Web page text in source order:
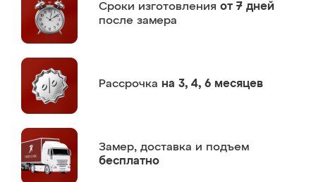
Сроки изготовления от 7 дней
после замера
Рассрочка на 3, 4, 6 месяцев
Замер, доставка и подъем
бесплатно